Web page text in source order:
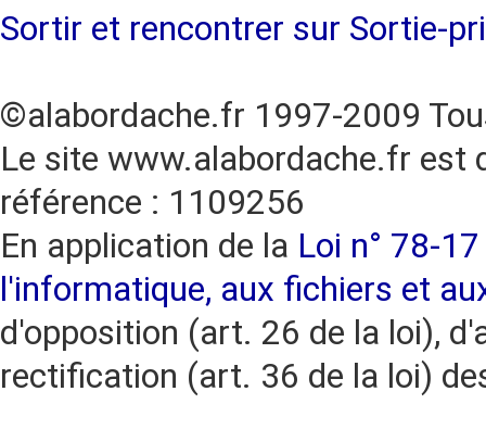
Sortir et rencontrer sur Sortie-
©alabordache.fr 1997-2009
Le site www.alabordache.fr est
référence : 1109256
En application de la Loi n° 78-
l'informatique, aux fichiers et
d'opposition (art. 26 de la loi),
rectification (art. 36 de la loi)